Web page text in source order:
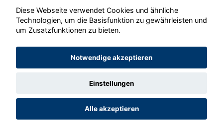
© konjunkturmotor.de GmbH 2020 - 2026
Diese Webseite verwendet Cookies und ähnliche
Technologien, um die Basisfunktion zu gewährleisten und
um Zusatzfunktionen zu bieten.
Notwendige akzeptieren
Einstellungen
Alle akzeptieren